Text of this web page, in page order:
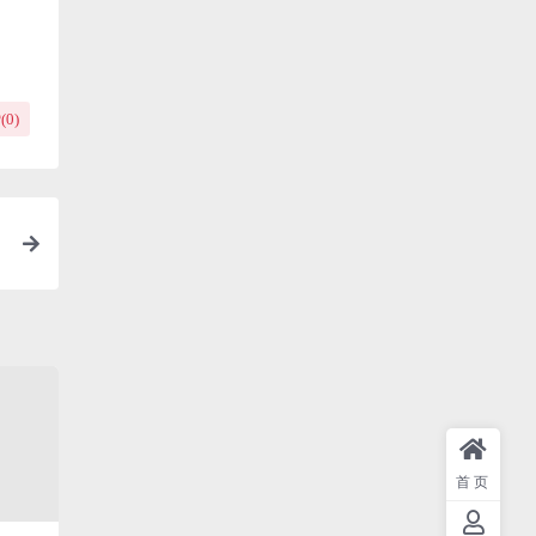
0)
首页